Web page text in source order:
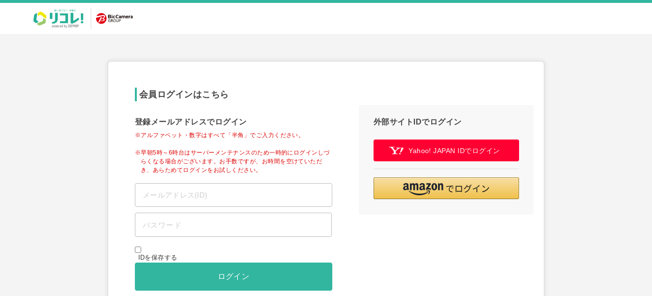
会員ログインはこちら
登録メールアドレスでログイン
※アルファベット・数字はすべて「半角」でご入力ください。
※早朝5時～6時台はサーバーメンテナンスのため一時的にログインしづ
らくなる場合がございます。お手数ですが、お時間を空けていただ
き、あらためてログインをお試しください。
IDを保存する
ログイン
外部サイトIDでログイン
Yahoo! JAPAN IDでログイン